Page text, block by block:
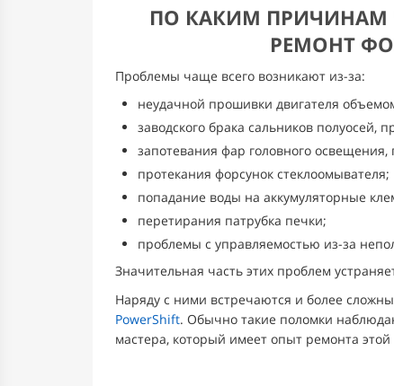
ПО КАКИМ ПРИЧИНАМ
РЕМОНТ
Проблемы чаще всего возникают из-за:
неудачной прошивки двигателя
заводского брака сальников полуосей,
запотевания фар головного
протекания форсунок стеклоомывателя;
попадание воды на аккумуляторные
перетирания патрубка печки;
проблемы с управляемостью из-за
Значительная часть этих проблем
Наряду с ними встречаются и более
PowerShift. Обычно такие поломки
мастера, который имеет опыт ремонта